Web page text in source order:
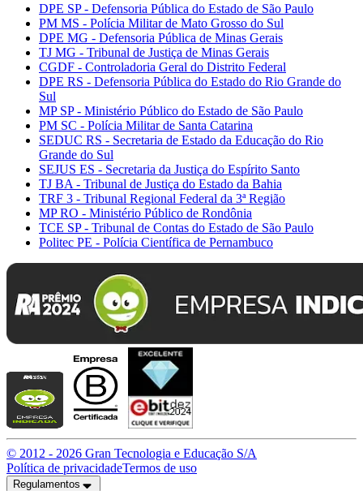
DPE SP - Defensoria Pública do Estado de São Paulo
PM MS - Polícia Militar de Mato Grosso do Sul
DPE MG - Defensoria Pública de Minas Gerais
TJ MG - Tribunal de Justiça de Minas Gerais
CGDF - Controladoria Geral do Distrito Federal
DPE RS - Defensoria Pública do Estado do Rio Grande do
Sul
MP SP - Ministério Público do Estado de São Paulo
PM SC - Polícia Militar de Santa Catarina
SEDUC RS - Secretaria de Estado da Educação do Rio
Grande do Sul
SEJUS ES - Secretaria da Justiça do Espírito Santo
TJ BA - Tribunal de Justiça do Estado da Bahia
TRF 3 - Tribunal Regional Federal da 3ª Região
MP RO - Ministério Público de Rondônia
TCE SP - Tribunal de Contas do Estado de São Paulo
Politec PE - Polícia Científica de Pernambuco
© 2012 - 2026 Gran Tecnologia e Educação S/A
Política de privacidadeTermos de uso
Regulamentos